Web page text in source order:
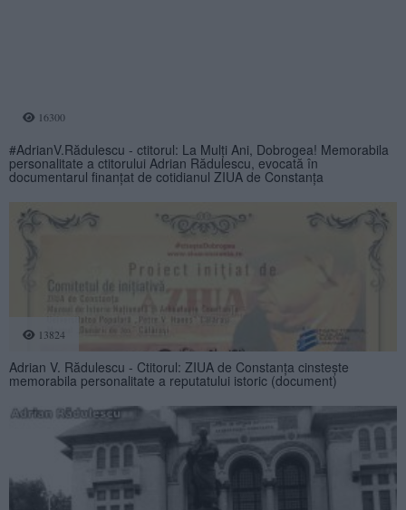
16300
#AdrianV.Rădulescu - ctitorul: La Mulți Ani, Dobrogea! Memorabila
personalitate a ctitorului Adrian Rădulescu, evocată în
documentarul finanţat de cotidianul ZIUA de Constanţa
13824
Adrian V. Rădulescu - Ctitorul: ZIUA de Constanța cinstește
memorabila personalitate a reputatului istoric (document)